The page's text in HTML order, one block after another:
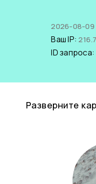
2026-08-09
Ваш IP:
ID запроса:
Разверните